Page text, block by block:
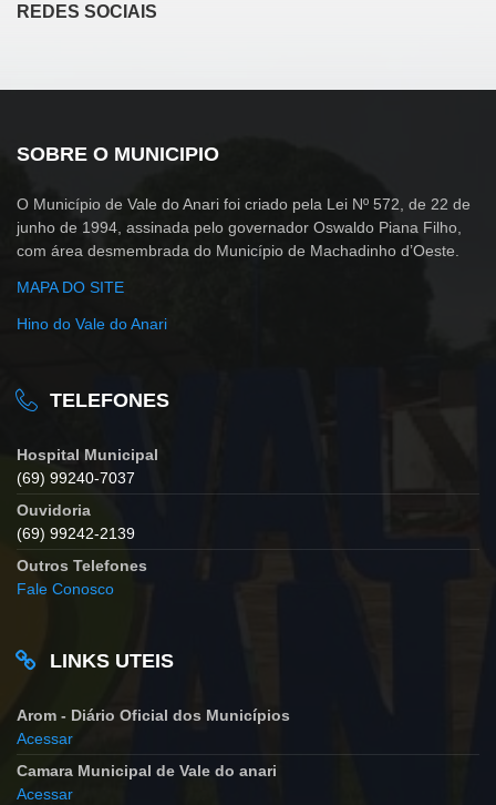
REDES SOCIAIS
SOBRE O MUNICIPIO
O Município de Vale do Anari foi criado pela Lei Nº 572, de 22 de
junho de 1994, assinada pelo governador Oswaldo Piana Filho,
com área desmembrada do Município de Machadinho d’Oeste.
MAPA DO SITE
Hino do Vale do Anari
TELEFONES
Hospital Municipal
(69) 99240-7037
Ouvidoria
(69) 99242-2139
Outros Telefones
Fale Conosco
LINKS UTEIS
Arom - Diário Oficial dos Municípios
Acessar
Camara Municipal de Vale do anari
Acessar